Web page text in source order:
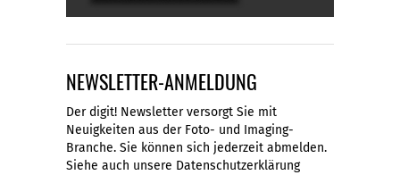
NEWSLETTER-ANMELDUNG
Der digit! Newsletter versorgt Sie mit
Neuigkeiten aus der Foto- und Imaging-
Branche. Sie können sich jederzeit abmelden.
Siehe auch unsere Datenschutzerklärung